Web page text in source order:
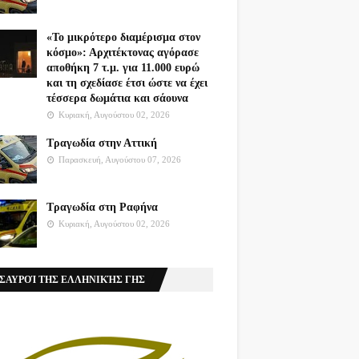
«Το μικρότερο διαμέρισμα στον
κόσμο»: Αρχιτέκτονας αγόρασε
αποθήκη 7 τ.μ. για 11.000 ευρώ
και τη σχεδίασε έτσι ώστε να έχει
τέσσερα δωμάτια και σάουνα
Κυριακή, Αυγούστου 02, 2026
Τραγωδία στην Αττική
Παρασκευή, Αυγούστου 07, 2026
Τραγωδία στη Ραφήνα
Κυριακή, Αυγούστου 02, 2026
ΤΗΣ ΕΛΛΗΝΙΚΉΣ ΓΗΣ